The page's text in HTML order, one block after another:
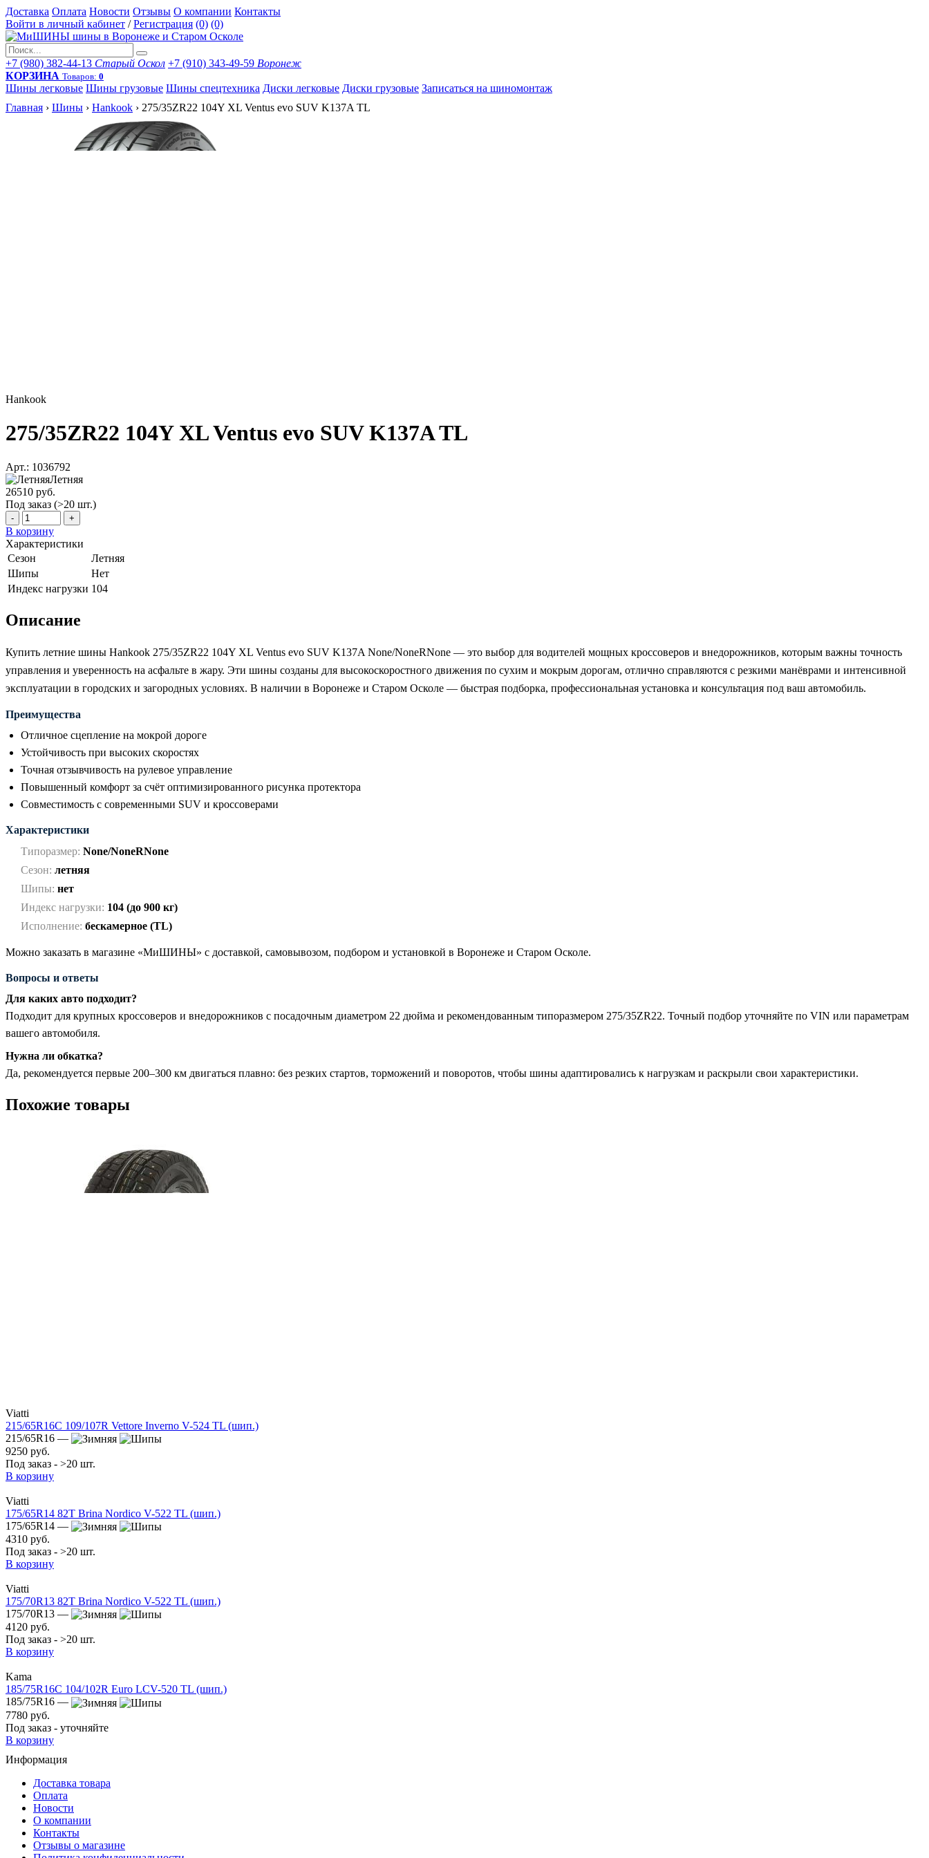
Доставка Оплата Новости Отзывы О компании Контакты
Войти в личный кабинет / Регистрация (0) (0)
+7 (980) 382-44-13 Старый Оскол +7 (910) 343-49-59 Воронеж
КОРЗИНА Товаров: 0
Шины легковые Шины грузовые Шины спецтехника Диски легковые Диски грузовые Записаться на шиномонтаж
Главная › Шины › Hankook › 275/35ZR22 104Y XL Ventus evo SUV K137A TL
Hankook
275/35ZR22 104Y XL Ventus evo SUV K137A TL
Арт.: 1036792
Летняя
26510 руб.
Под заказ (>20 шт.)
- +
В корзину
Характеристики
Сезон
Летняя
Шипы
Нет
Индекс нагрузки 104
Описание
Купить летние шины Hankook 275/35ZR22 104Y XL Ventus evo SUV K137A None/NoneRNone — это выбор для водителей мощных кроссоверов и внедорожников, которым важны точность
управления и уверенность на асфальте в жару. Эти шины созданы для высокоскоростного движения по сухим и мокрым дорогам, отлично справляются с резкими манёврами и интенсивной
эксплуатации в городских и загородных условиях. В наличии в Воронеже и Старом Осколе — быстрая подборка, профессиональная установка и консультация под ваш автомобиль.
Преимущества
Отличное сцепление на мокрой дороге
Устойчивость при высоких скоростях
Точная отзывчивость на рулевое управление
Повышенный комфорт за счёт оптимизированного рисунка протектора
Совместимость с современными SUV и кроссоверами
Характеристики
Типоразмер: None/NoneRNone
Сезон: летняя
Шипы: нет
Индекс нагрузки: 104 (до 900 кг)
Исполнение: бескамерное (TL)
Можно заказать в магазине «МиШИНЫ» с доставкой, самовывозом, подбором и установкой в Воронеже и Старом Осколе.
Вопросы и ответы
Для каких авто подходит?
Подходит для крупных кроссоверов и внедорожников с посадочным диаметром 22 дюйма и рекомендованным типоразмером 275/35ZR22. Точный подбор уточняйте по VIN или параметрам
вашего автомобиля.
Нужна ли обкатка?
Да, рекомендуется первые 200–300 км двигаться плавно: без резких стартов, торможений и поворотов, чтобы шины адаптировались к нагрузкам и раскрыли свои характеристики.
Похожие товары
Viatti
215/65R16C 109/107R Vettore Inverno V-524 TL (шип.)
215/65R16 —
9250 руб.
Под заказ - >20 шт.
В корзину
Viatti
175/65R14 82T Brina Nordico V-522 TL (шип.)
175/65R14 —
4310 руб.
Под заказ - >20 шт.
В корзину
Viatti
175/70R13 82T Brina Nordico V-522 TL (шип.)
175/70R13 —
4120 руб.
Под заказ - >20 шт.
В корзину
Kama
185/75R16C 104/102R Euro LCV-520 TL (шип.)
185/75R16 —
7780 руб.
Под заказ - уточняйте
В корзину
Информация
Доставка товара
Оплата
Новости
О компании
Контакты
Отзывы о магазине